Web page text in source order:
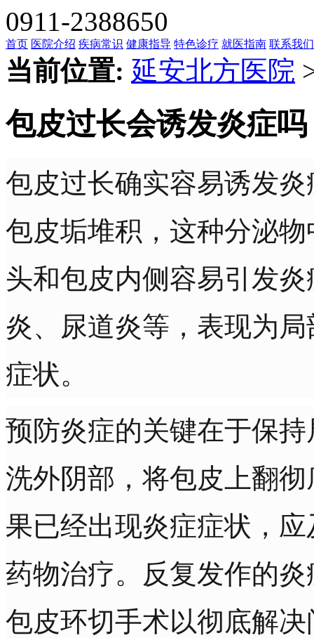
0911-2388650
首页 医院介绍 疾病常识 健康指导 特色诊疗 就医指南 联系我们
当前位置: 延安北方医院
包皮过长会诱发炎症吗
包皮过长确实容易诱发
包皮垢堆积，这种分泌
头和包皮内侧容易引发
炎、尿道炎等，表现为
症状。
预防炎症的关键在于保
洗外阴部，将包皮上翻
果已经出现炎症症状，
药物治疗。反复发作的
包皮环切手术以彻底解